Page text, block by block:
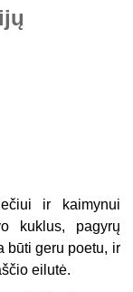
ir kaimynui
kuklus, pagyrų
būti geru poetu, ir
eilutė.